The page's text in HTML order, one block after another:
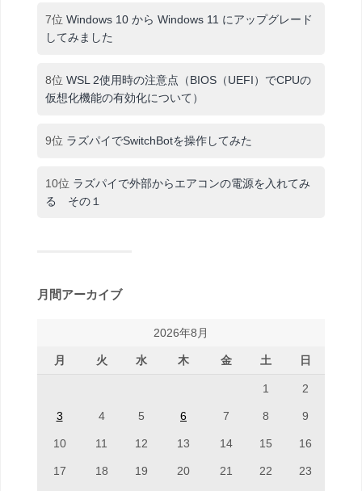
7位 Windows 10 から Windows 11 にアップグレード
してみました
8位 WSL 2使用時の注意点（BIOS（UEFI）でCPUの
仮想化機能の有効化について）
9位 ラズパイでSwitchBotを操作してみた
10位 ラズパイで外部からエアコンの電源を入れてみ
る その１
月間アーカイブ
2026年8月
月 火 水 木 金 土 日
1 2
3 4 5 6 7 8 9
10 11 12 13 14 15 16
17 18 19 20 21 22 23